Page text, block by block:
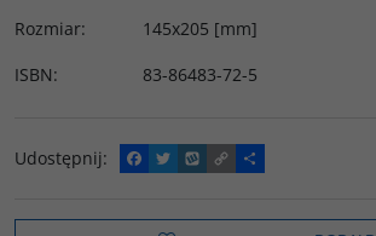
Rozmiar:
145x205 [mm]
ISBN: 83-86483-72-5
Udostępnij:
F
a
e
T
w
t
W
y
o
C
o
y
P
o
z